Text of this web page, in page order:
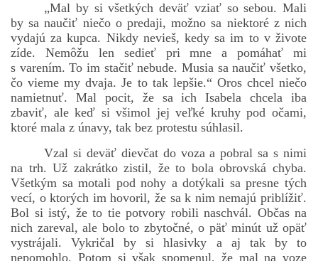
„Mal by si všetkých deväť vziať so sebou. Mali
by sa naučiť niečo o predaji, možno sa niektoré z nich
vydajú za kupca. Nikdy nevieš, kedy sa im to v živote
zíde. Nemôžu len sedieť pri mne a pomáhať mi
s varením. To im stačiť nebude. Musia sa naučiť všetko,
čo vieme my dvaja. Je to tak lepšie.“ Oros chcel niečo
namietnuť. Mal pocit, že sa ich Isabela chcela iba
zbaviť, ale keď si všimol jej veľké kruhy pod očami,
ktoré mala z únavy, tak bez protestu súhlasil.
Vzal si deväť dievčat do voza a pobral sa s nimi
na trh. Už zakrátko zistil, že to bola obrovská chyba.
Všetkým sa motali pod nohy a dotýkali sa presne tých
vecí, o ktorých im hovoril, že sa k nim nemajú priblížiť.
Bol si istý, že to tie potvory robili naschvál. Občas na
nich zareval, ale bolo to zbytočné, o päť minút už opäť
vystrájali. Vykričal by si hlasivky a aj tak by to
nepomohlo. Potom si však spomenul, že mal na voze